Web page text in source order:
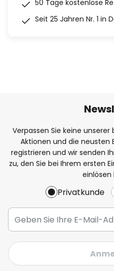
50 Tage kostenlose
Seit 25 Jahren Nr. 1 in
Verpassen Sie keine
Aktionen und die neusten
registrieren und wir senden
zu, den Sie bei Ihrem ersten
einlösen
Privatkunde